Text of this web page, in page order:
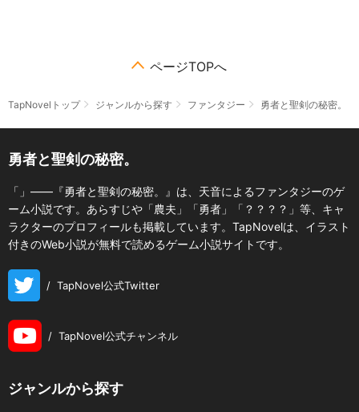
ページTOPへ
TapNovelトップ ジャンルから探す ファンタジー 勇者と聖剣の秘密。
勇者と聖剣の秘密。
「」――『勇者と聖剣の秘密。』は、天音によるファンタジーのゲ
ーム小説です。あらすじや「農夫」「勇者」「？？？？」等、キャ
ラクターのプロフィールも掲載しています。TapNovelは、イラスト
付きのWeb小説が無料で読めるゲーム小説サイトです。
/ TapNovel公式Twitter
/ TapNovel公式チャンネル
ジャンルから探す